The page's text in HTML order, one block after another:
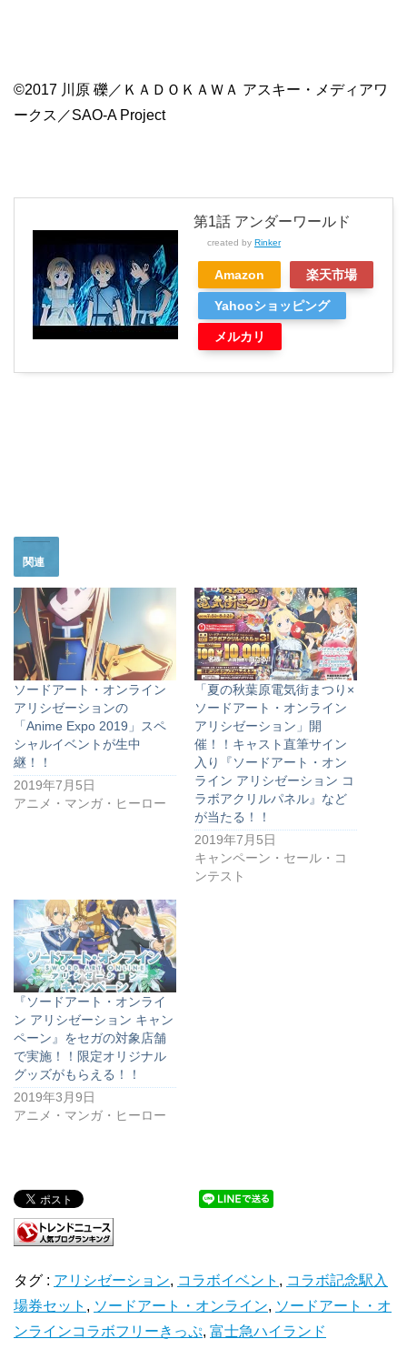
©2017 川原 礫／ＫＡＤＯＫＡＷＡ アスキー・メディアワ
ークス／SAO-A Project
第1話 アンダーワールド
created by Rinker
Amazon 楽天市場
Yahooショッピング
メルカリ
関連
ソードアート・オンライン
アリシゼーションの
「Anime Expo 2019」スペ
シャルイベントが生中
継！！
2019年7月5日
アニメ・マンガ・ヒーロー
「夏の秋葉原電気街まつり×
ソードアート・オンライン
アリシゼーション」開
催！！キャスト直筆サイン
入り『ソードアート・オン
ライン アリシゼーション コ
ラボアクリルパネル』など
が当たる！！
2019年7月5日
キャンペーン・セール・コ
ンテスト
『ソードアート・オンライ
ン アリシゼーション キャン
ペーン』をセガの対象店舗
で実施！！限定オリジナル
グッズがもらえる！！
2019年3月9日
アニメ・マンガ・ヒーロー
タグ : アリシゼーション, コラボイベント , コラボ記念駅入
場券セット , ソードアート・オンライン, ソードアート・オ
ンラインコラボフリーきっぷ, 富士急ハイランド